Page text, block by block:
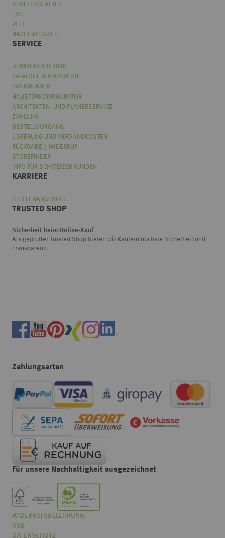
WIDERRUFSBELEHRUNG
AGB
DATENSCHUTZ
GESELLSCHAFTER
FSC
PEFC
NACHHALTIGKEIT
SERVICE
BERATUNGSTERMIN
KATALOGE & PROSPEKTE
RAUMPLANER
HAUSTÜRKONFIGURATOR
ARCHITEKTEN- UND PLANERSERVICE
ZAHLUNG
BESTELLVORGANG
LIEFERUNG UND VERSANDKOSTEN
RÜCKGABE / WIDERRUF
STOREFINDER
INFO FÜR SCHWEIZER KUNDEN
KARRIERE
STELLENANGEBOTE
TRUSTED SHOP
Sicherheit beim Online-Kauf
Als geprüfter Trusted Shop bieten wir Käufern höchste Sicherheit und
Transparenz.
Zahlungsarten
Für unsere Nachhaltigkeit ausgezeichnet
Wie würden Sie unseren Onlineshop bewerten?
Wählen
Sie